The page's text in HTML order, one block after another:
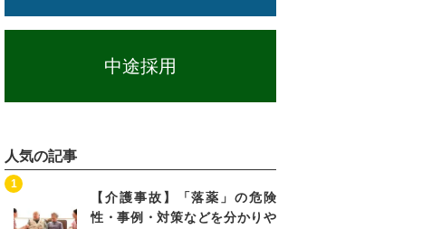
中途採用
人気の記事
【介護事故】「落薬」の危険
性・事例・対策などを分かりや
1